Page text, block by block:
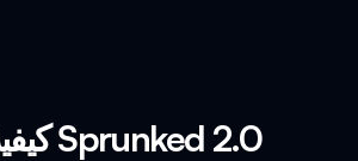
كيفية لعب Sprunked 2.0